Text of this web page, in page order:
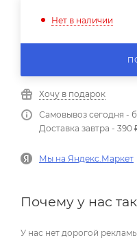
Нет в наличии
Хочу в подарок
Самовывоз сегодня -
Доставка завтра - 390
Мы на Яндекс.Маркет
Почему у нас
У нас нет дорогой